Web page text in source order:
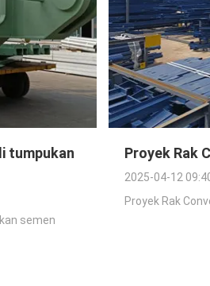
tumpukan
semen
Proyek Rak
2025-04-12
Proyek Rak